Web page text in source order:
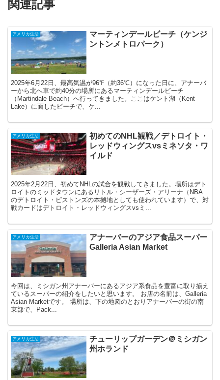
関連記事
アメリカ生活
マーティンデールビーチ（ケンジ
ントンメトロパーク）
2025年6月22日、最高気温が96℉（約36℃）になった日に、アナーバ
ーから北へ車で約40分の場所にあるマーティンデールビーチ
（Martindale Beach）へ行ってきました。ここはケント湖（Kent
Lake）に面したビーチで、ケ...
アメリカ生活
初めてのNHL観戦／デトロイト・
レッドウィングスvsミネソタ・ワ
イルド
2025年2月22日、初めてNHLの試合を観戦してきました。場所はデト
ロイトのミッドタウンにあるリトル・シーザーズ・アリーナ（NBA
のデトロイト・ピストンズの本拠地としても使われています）で、対
戦カードはデトロイト・レッドウィングスvsミ...
アメリカ生活
アナーバーのアジア食品スーパー
Galleria Asian Market
今回は、ミシガン州アナーバーにあるアジア系食品を豊富に取り揃え
ているスーパーの紹介をしたいと思います。 お店の名前は、Galleria
Asian Marketです。 場所は、下の地図のとおりアナーバーの街の南
東部で、Pack...
アメリカ生活
チューリップガーデン＠ミシガン
州ホランド